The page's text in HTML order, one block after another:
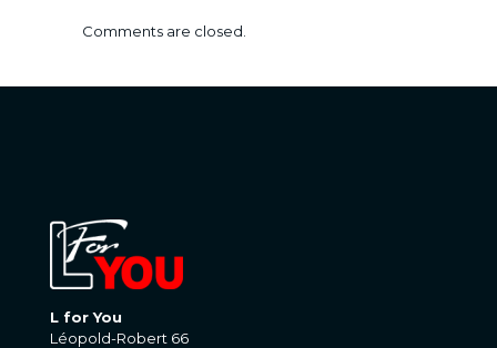
Comments are closed.
L for You
Léopold-Robert 66